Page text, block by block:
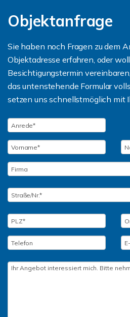
Objektanfrage
Sie haben noch Fragen zu dem
Objektadresse erfahren, oder
Besichtigungstermin
das untenstehende Formular
setzen uns schnellstmöglich mit